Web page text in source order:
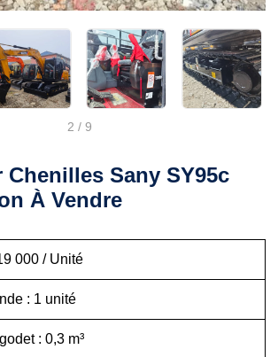
2 / 9
Chenilles Sany SY95c
À Vendre
000 / Unité
: 1 unité
: 0,3 m³